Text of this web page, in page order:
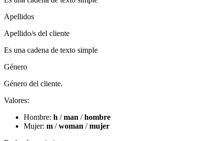
Apellidos
Apellido/s del cliente
Es una cadena de texto simple
Género
Género del cliente.
Valores:
Hombre: h /man /hombre
Mujer: m /woman /mujer